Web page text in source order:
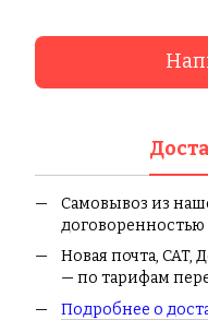
Самовывоз из
договоренностью
Новая почта, CAT,
— по тарифам
Подробнее о